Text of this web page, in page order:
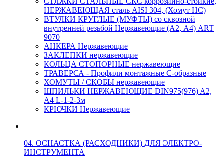
НЕРЖАВЕЮЩАЯ сталь AISI 304, (Хомут НС)
ВТУЛКИ КРУГЛЫЕ (МУФТЫ) со сквозной
внутренней резьбой Нержавеющие (А2, А4) ART
9070
АНКЕРА Нержавеющие
ЗАКЛЕПКИ нержавеющие
КОЛЬЦА СТОПОРНЫЕ нержавеющие
ТРАВЕРСА - Профили монтажные С-образные
ХОМУТЫ / СКОБЫ нержавеющие
ШПИЛЬКИ НЕРЖАВЕЮЩИЕ DIN975(976) A2,
А4 L-1-2-3м
КРЮЧКИ Нержавеющие
04. ОСНАСТКА (РАСХОДНИКИ) ДЛЯ ЭЛЕКТРО-
ИНСТРУМЕНТА